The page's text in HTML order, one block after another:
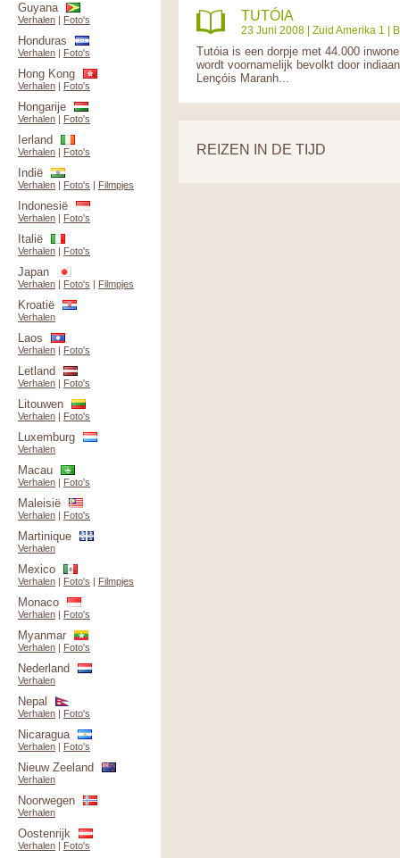
TUTÓIA
23 Juni 2008 | Zuid Amerika 1 |
Tutóia is een dorpje met 44.000
wordt voornamelijk bevolkt door
Lençóis Maranh...
REIZEN IN DE TIJD
Guyana
Verhalen | Foto's
Honduras
Verhalen | Foto's
Hong Kong
Verhalen | Foto's
Hongarije
Verhalen | Foto's
Ierland
Verhalen | Foto's
Indië
Verhalen | Foto's | Filmpjes
Indonesië
Verhalen | Foto's
Italië
Verhalen | Foto's
Japan
Verhalen | Foto's | Filmpjes
Kroatië
Verhalen
Laos
Verhalen | Foto's
Letland
Verhalen | Foto's
Litouwen
Verhalen | Foto's
Luxemburg
Verhalen
Macau
Verhalen | Foto's
Maleisië
Verhalen | Foto's
Martinique
Verhalen
Mexico
Verhalen | Foto's | Filmpjes
Monaco
Verhalen | Foto's
Myanmar
Verhalen | Foto's
Nederland
Verhalen
Nepal
Verhalen | Foto's
Nicaragua
Verhalen | Foto's
Nieuw Zeeland
Verhalen
Noorwegen
Verhalen
Oostenrijk
Verhalen | Foto's